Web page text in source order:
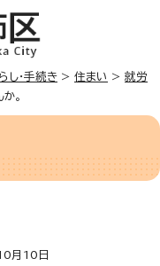
し・手続き > 住まい > 就労
。
月10日